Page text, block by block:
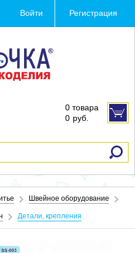
Войти Регистрация
0 товара
0 руб.
Швейное оборудование
Детали, крепления